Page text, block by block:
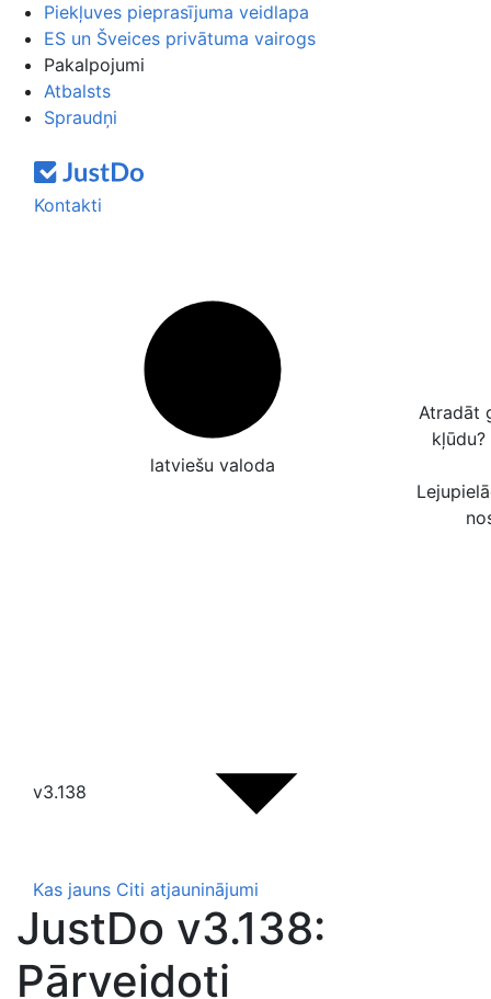
Piekļuves pieprasījuma veidlapa
ES un Šveices privātuma vairogs
Pakalpojumi
Atbalsts
Spraudņi
Kontakti
latviešu valoda
Atradāt
kļūdu?
v3.138
Kas jauns Citi atjauninājumi
JustDo v3.138:
Pārveidoti